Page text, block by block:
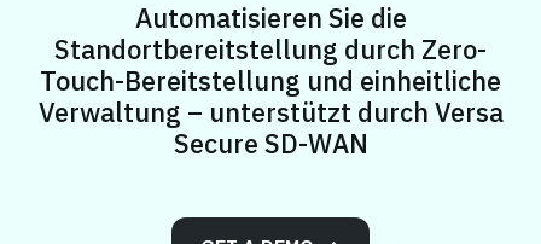
Automatisieren Sie die
Standortbereitstellung durch Zero-
Touch-Bereitstellung und einheitliche
Verwaltung – unterstützt durch Versa
Secure SD-WAN